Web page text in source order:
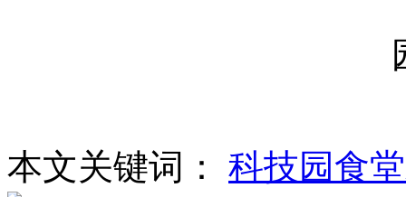
本文关键词： 科技园食